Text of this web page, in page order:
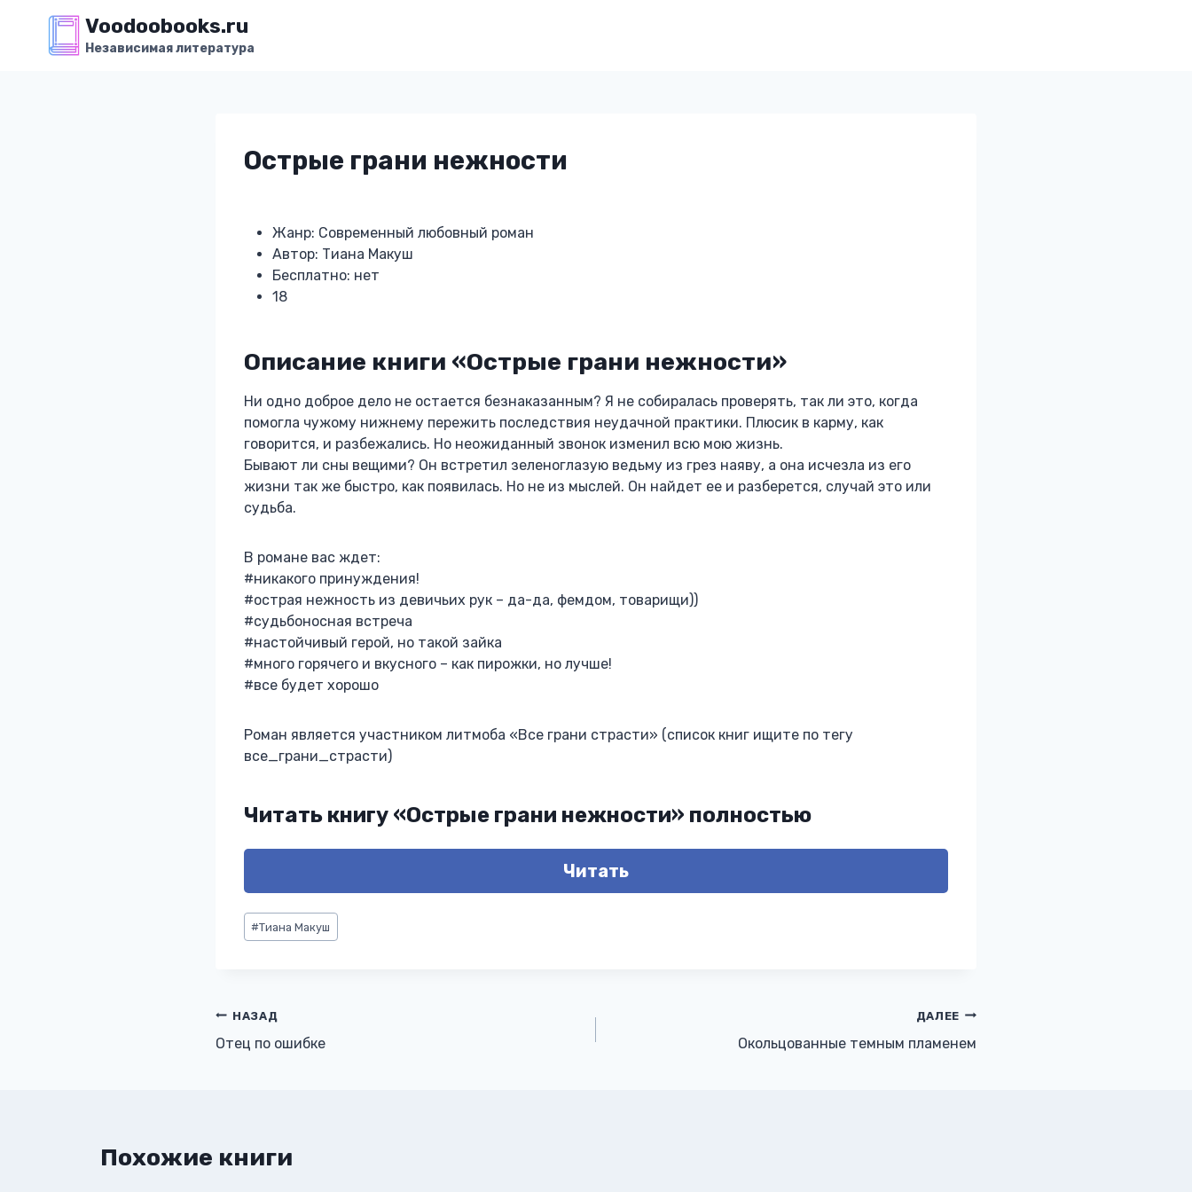
содержимому
Voodoobooks.ru
Независимая литература
Острые грани нежности
Жанр: Современный любовный роман
Автор: Тиана Макуш
Бесплатно: нет
18
Описание книги «Острые грани нежности»
Ни одно доброе дело не остается безнаказанным? Я не собиралась проверять, так ли это, когда
помогла чужому нижнему пережить последствия неудачной практики. Плюсик в карму, как
говорится, и разбежались. Но неожиданный звонок изменил всю мою жизнь.
Бывают ли сны вещими? Он встретил зеленоглазую ведьму из грез наяву, а она исчезла из его
жизни так же быстро, как появилась. Но не из мыслей. Он найдет ее и разберется, случай это или
судьба.
В романе вас ждет:
#никакого принуждения!
#острая нежность из девичьих рук – да-да, фемдом, товарищи))
#судьбоносная встреча
#настойчивый герой, но такой зайка
#много горячего и вкусного – как пирожки, но лучше!
#все будет хорошо
Роман является участником литмоба «Все грани страсти» (список книг ищите по тегу
все_грани_страсти)
Читать книгу «Острые грани нежности» полностью
Читать
Метки
записи:
#Тиана Макуш
Навигация
по
НАЗАД
Отец по ошибке
ДАЛЕЕ
Окольцованные темным пламенем
Похожие книги